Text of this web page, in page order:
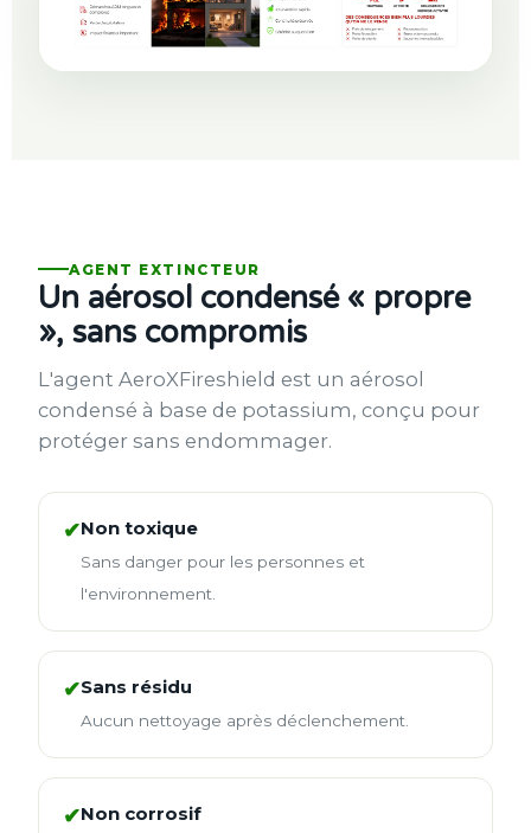
AGENT EXTINCTEUR
Un aérosol condensé « propre
», sans compromis
L'agent AeroXFireshield est un aérosol
condensé à base de potassium, conçu pour
protéger sans endommager.
✔Non toxique
Sans danger pour les personnes et
l'environnement.
✔Sans résidu
Aucun nettoyage après déclenchement.
✔Non corrosif